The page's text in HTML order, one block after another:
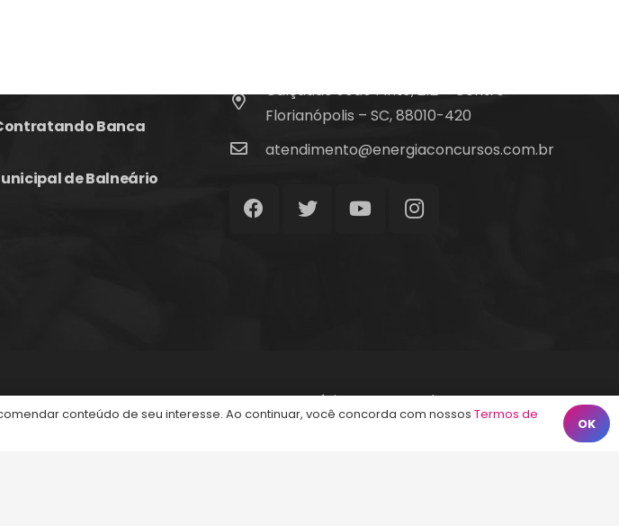
Banca
de Balneário
Calçadão João Pinto, 212 – Centro
Florianópolis – SC, 88010-420
atendimento@energiaconcursos.com.br
Início Termos de Uso Contato
conteúdo de seu interesse. Ao continuar, você concorda com nossos Termos de
OK